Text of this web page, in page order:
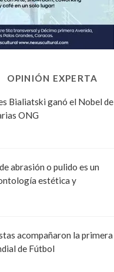
OPINIÓN EXPERTA
Bialiatski ganó el Nobel de
ONG
abrasión o pulido es un
estética y
acompañaron la primera
de Fútbol